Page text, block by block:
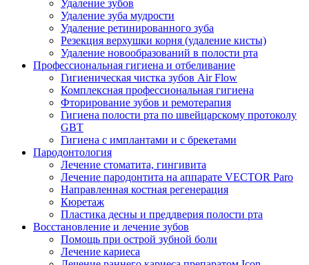
Удаление зубов
Удаление зуба мудрости
Удаление ретинированного зуба
Резекция верхушки корня (удаление кисты)
Удаление новообразований в полости рта
Профессиональная гигиена и отбеливание
Гигиеническая чистка зубов Air Flow
Комплексная профессиональная гигиена
Фторирование зубов и ремотерапия
Гигиена полости рта по швейцарскому протоколу
GBT
Гигиена с имплантами и с брекетами
Пародонтология
Лечение стоматита, гингивита
Лечение пародонтита на аппарате VECTOR Paro
Направленная костная регенерация
Кюретаж
Пластика десны и преддверия полости рта
Восстановление и лечение зубов
Помощь при острой зубной боли
Лечение кариеса